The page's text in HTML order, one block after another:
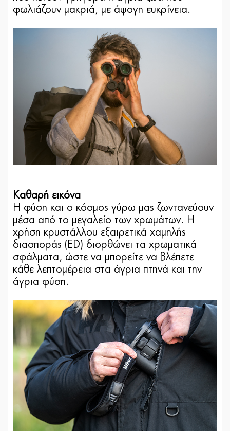
φωλιάζουν μακριά, με άψογη ευκρίνεια.
Καθαρή εικόνα
Η φύση και ο κόσμος γύρω μας ζωντανεύουν
μέσα από το μεγαλείο των χρωμάτων. Η
χρήση κρυστάλλου εξαιρετικά χαμηλής
διασποράς (ED) διορθώνει τα χρωματικά
σφάλματα, ώστε να μπορείτε να βλέπετε
κάθε λεπτομέρεια στα άγρια πτηνά και την
άγρια φύση.